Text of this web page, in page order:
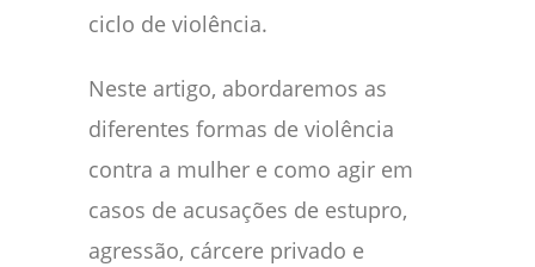
ciclo de violência.
Neste artigo, abordaremos as
diferentes formas de violência
contra a mulher e como agir em
casos de acusações de estupro,
agressão, cárcere privado e